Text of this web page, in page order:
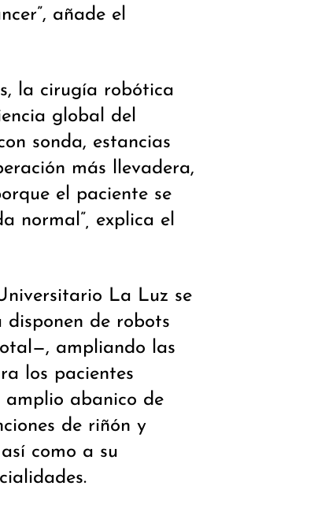
añade el
la cirugía robótica
global del
sonda, estancias
más llevadera,
el paciente se
normal”, explica el
La Luz se
disponen de robots
ampliando las
los pacientes
abanico de
de riñón y
como a su